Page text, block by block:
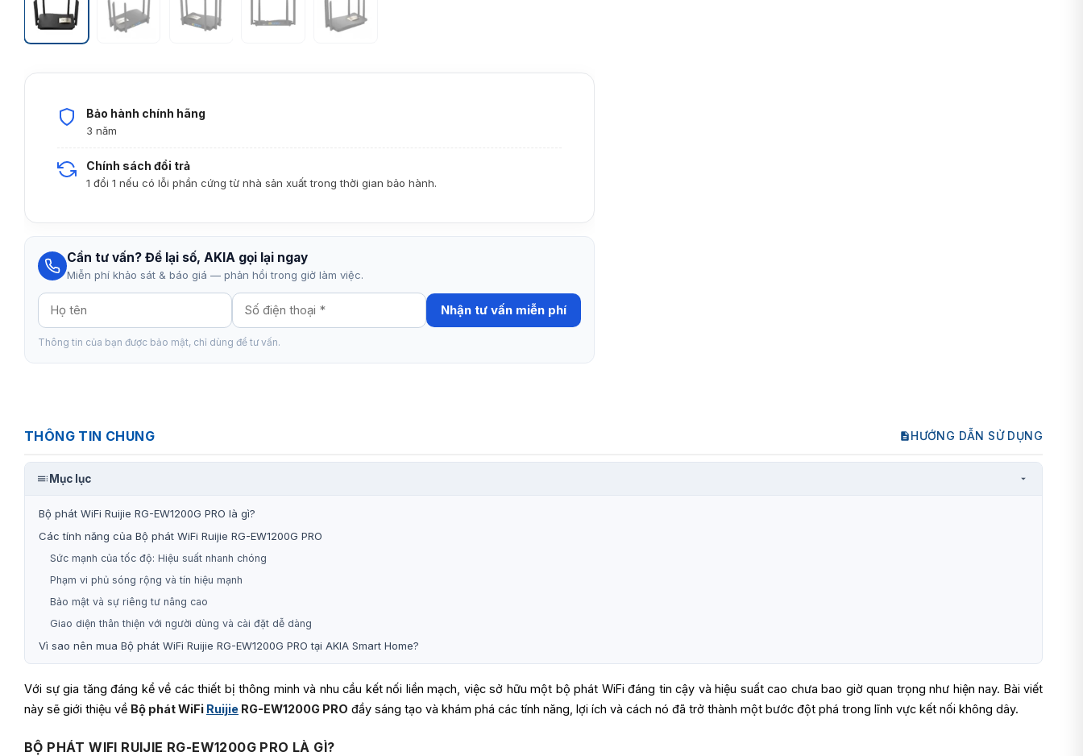
Bảo hành chính hãng
3 năm
Chính sách đổi trả
1 đổi 1 nếu có lỗi phần cứng từ nhà sản xuất trong thời gian bảo hành.
Cần tư vấn? Để lại số, AKIA gọi lại ngay
Miễn phí khảo sát & báo giá — phản hồi trong giờ làm việc.
Nhận tư vấn miễn phí
Thông tin của bạn được bảo mật, chỉ dùng để tư vấn.
THÔNG TIN CHUNG HƯỚNG DẪN SỬ DỤNG
Mục lục
Bộ phát WiFi Ruijie RG-EW1200G PRO là gì?
Các tính năng của Bộ phát WiFi Ruijie RG-EW1200G PRO
Sức mạnh của tốc độ: Hiệu suất nhanh chóng
Phạm vi phủ sóng rộng và tín hiệu mạnh
Bảo mật và sự riêng tư nâng cao
Giao diện thân thiện với người dùng và cài đặt dễ dàng
Vì sao nên mua Bộ phát WiFi Ruijie RG-EW1200G PRO tại AKIA Smart Home?
Với sự gia tăng đáng kể về các thiết bị thông minh và nhu cầu kết nối liền mạch, việc sở hữu một bộ phát WiFi đáng tin cậy và hiệu suất cao chưa bao giờ quan trọng như hiện nay. Bài viết
này sẽ giới thiệu về Bộ phát WiFi Ruijie RG-EW1200G PRO đầy sáng tạo và khám phá các tính năng, lợi ích và cách nó đã trở thành một bước đột phá trong lĩnh vực kết nối không dây.
BỘ PHÁT WIFI RUIJIE RG-EW1200G PRO LÀ GÌ?